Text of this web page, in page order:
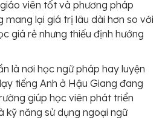
viên tốt và phương pháp
mang lại giá trị lâu dài hơn so với
giá rẻ nhưng thiếu định hướng
là nơi học ngữ pháp hay luyện
tiếng Anh ở Hậu Giang đang
giúp học viên phát triển
kỹ năng sử dụng ngoại ngữ